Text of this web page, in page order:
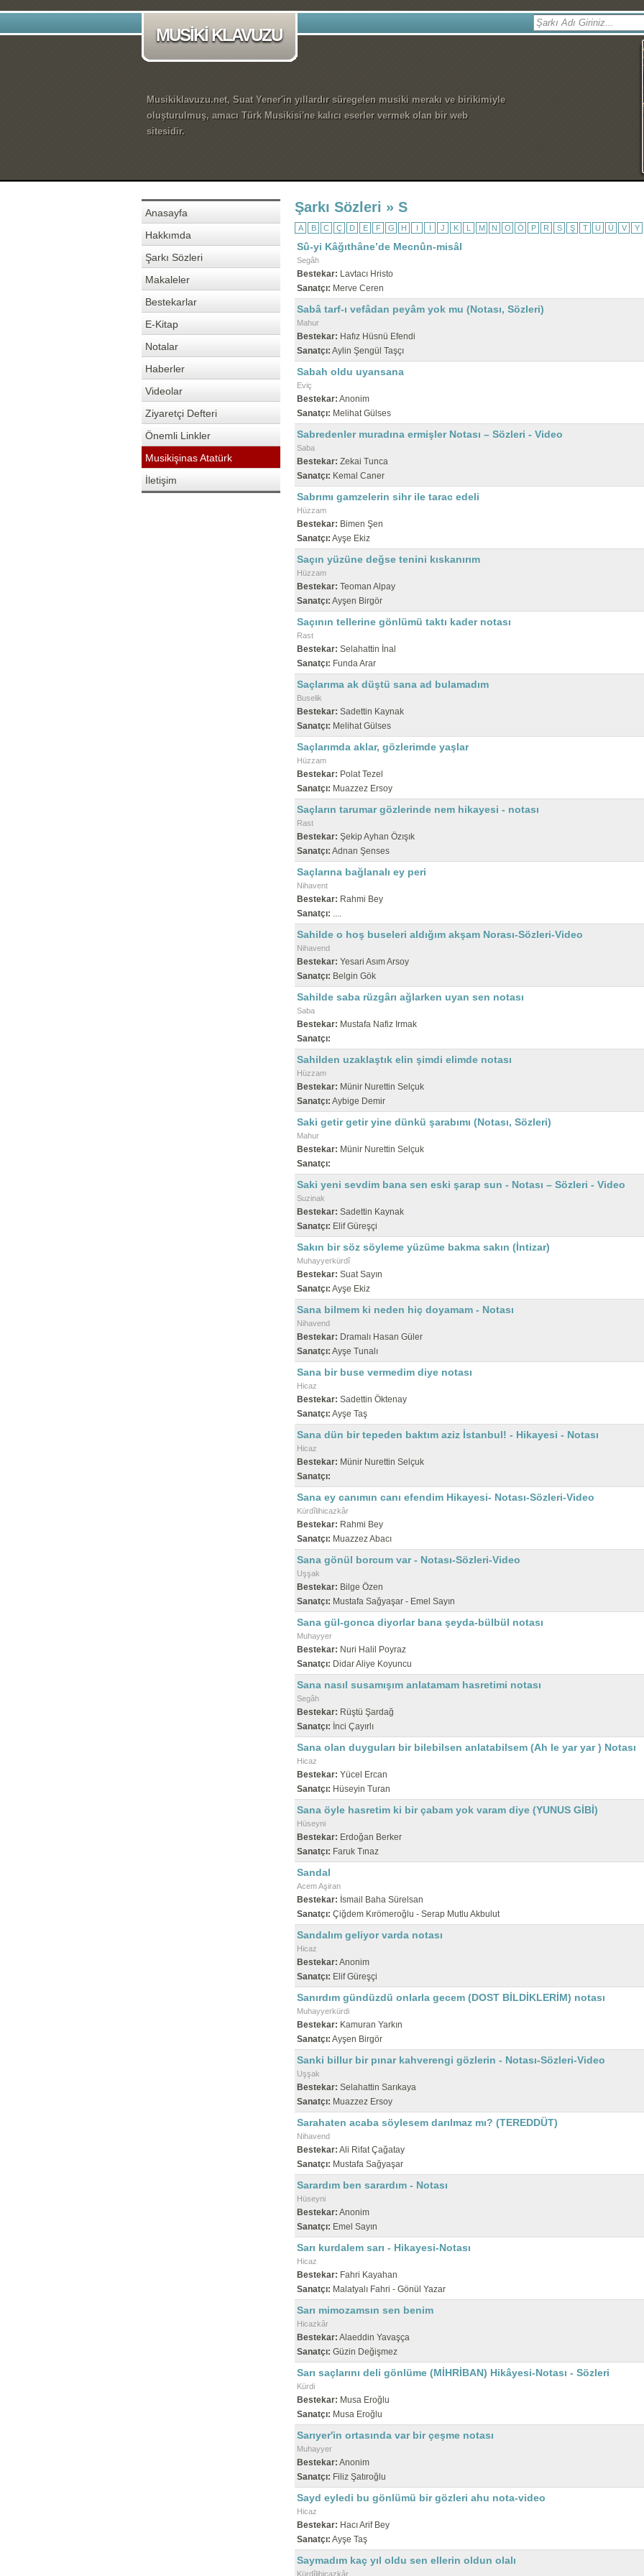
MUSİKİ KLAVUZU
Musikiklavuzu.net, Suat Yener'in yıllardır süregelen musiki merakı ve birikimiyle
oluşturulmuş, amacı Türk Musikisi'ne kalıcı eserler vermek olan bir web
sitesidir.
Anasayfa
Hakkımda
Şarkı Sözleri
Makaleler
Bestekarlar
E-Kitap
Notalar
Haberler
Videolar
Ziyaretçi Defteri
Önemli Linkler
Musikişinas Atatürk
İletişim
Şarkı Sözleri » S
A B C Ç D E F G H I İ J K L M N O Ö P R S Ş T U Ü V Y
Sû-yi Kâğıthâne’de Mecnûn-misâl
Segâh
Bestekar: Lavtacı Hristo
Sanatçı: Merve Ceren
Sabâ tarf-ı vefâdan peyâm yok mu (Notası, Sözleri)
Mahur
Bestekar: Hafız Hüsnü Efendi
Sanatçı: Aylin Şengül Taşçı
Sabah oldu uyansana
Eviç
Bestekar: Anonim
Sanatçı: Melihat Gülses
Sabredenler muradına ermişler Notası – Sözleri - Video
Saba
Bestekar: Zekai Tunca
Sanatçı: Kemal Caner
Sabrımı gamzelerin sihr ile tarac edeli
Hüzzam
Bestekar: Bimen Şen
Sanatçı: Ayşe Ekiz
Saçın yüzüne değse tenini kıskanırım
Hüzzam
Bestekar: Teoman Alpay
Sanatçı: Ayşen Birgör
Saçının tellerine gönlümü taktı kader notası
Rast
Bestekar: Selahattin İnal
Sanatçı: Funda Arar
Saçlarıma ak düştü sana ad bulamadım
Buselik
Bestekar: Sadettin Kaynak
Sanatçı: Melihat Gülses
Saçlarımda aklar, gözlerimde yaşlar
Hüzzam
Bestekar: Polat Tezel
Sanatçı: Muazzez Ersoy
Saçların tarumar gözlerinde nem hikayesi - notası
Rast
Bestekar: Şekip Ayhan Özışık
Sanatçı: Adnan Şenses
Saçlarına bağlanalı ey peri
Nihavent
Bestekar: Rahmi Bey
Sanatçı: ....
Sahilde o hoş buseleri aldığım akşam Norası-Sözleri-Video
Nihavend
Bestekar: Yesari Asım Arsoy
Sanatçı: Belgin Gök
Sahilde saba rüzgârı ağlarken uyan sen notası
Saba
Bestekar: Mustafa Nafiz Irmak
Sanatçı:
Sahilden uzaklaştık elin şimdi elimde notası
Hüzzam
Bestekar: Münir Nurettin Selçuk
Sanatçı: Aybige Demir
Saki getir getir yine dünkü şarabımı (Notası, Sözleri)
Mahur
Bestekar: Münir Nurettin Selçuk
Sanatçı:
Saki yeni sevdim bana sen eski şarap sun - Notası – Sözleri - Video
Suzinak
Bestekar: Sadettin Kaynak
Sanatçı: Elif Güreşçi
Sakın bir söz söyleme yüzüme bakma sakın (İntizar)
Muhayyerkürdî
Bestekar: Suat Sayın
Sanatçı: Ayşe Ekiz
Sana bilmem ki neden hiç doyamam - Notası
Nihavend
Bestekar: Dramalı Hasan Güler
Sanatçı: Ayşe Tunalı
Sana bir buse vermedim diye notası
Hicaz
Bestekar: Sadettin Öktenay
Sanatçı: Ayşe Taş
Sana dün bir tepeden baktım aziz İstanbul! - Hikayesi - Notası
Hicaz
Bestekar: Münir Nurettin Selçuk
Sanatçı:
Sana ey canımın canı efendim Hikayesi- Notası-Sözleri-Video
Kürdîlihicazkâr
Bestekar: Rahmi Bey
Sanatçı: Muazzez Abacı
Sana gönül borcum var - Notası-Sözleri-Video
Uşşak
Bestekar: Bilge Özen
Sanatçı: Mustafa Sağyaşar - Emel Sayın
Sana gül-gonca diyorlar bana şeyda-bülbül notası
Muhayyer
Bestekar: Nuri Halil Poyraz
Sanatçı: Didar Aliye Koyuncu
Sana nasıl susamışım anlatamam hasretimi notası
Segâh
Bestekar: Rüştü Şardağ
Sanatçı: İnci Çayırlı
Sana olan duyguları bir bilebilsen anlatabilsem (Ah le yar yar ) Notası
Hicaz
Bestekar: Yücel Ercan
Sanatçı: Hüseyin Turan
Sana öyle hasretim ki bir çabam yok varam diye (YUNUS GİBİ)
Hüseyni
Bestekar: Erdoğan Berker
Sanatçı: Faruk Tınaz
Sandal
Acem Aşiran
Bestekar: İsmail Baha Sürelsan
Sanatçı: Çiğdem Kırömeroğlu - Serap Mutlu Akbulut
Sandalım geliyor varda notası
Hicaz
Bestekar: Anonim
Sanatçı: Elif Güreşçi
Sanırdım gündüzdü onlarla gecem (DOST BİLDİKLERİM) notası
Muhayyerkürdi
Bestekar: Kamuran Yarkın
Sanatçı: Ayşen Birgör
Sanki billur bir pınar kahverengi gözlerin - Notası-Sözleri-Video
Uşşak
Bestekar: Selahattin Sarıkaya
Sanatçı: Muazzez Ersoy
Sarahaten acaba söylesem darılmaz mı? (TEREDDÜT)
Nihavend
Bestekar: Ali Rifat Çağatay
Sanatçı: Mustafa Sağyaşar
Sarardım ben sarardım - Notası
Hüseyni
Bestekar: Anonim
Sanatçı: Emel Sayın
Sarı kurdalem sarı - Hikayesi-Notası
Hicaz
Bestekar: Fahri Kayahan
Sanatçı: Malatyalı Fahri - Gönül Yazar
Sarı mimozamsın sen benim
Hicazkâr
Bestekar: Alaeddin Yavaşça
Sanatçı: Güzin Değişmez
Sarı saçlarını deli gönlüme (MİHRİBAN) Hikâyesi-Notası - Sözleri
Kürdi
Bestekar: Musa Eroğlu
Sanatçı: Musa Eroğlu
Sarıyer'in ortasında var bir çeşme notası
Muhayyer
Bestekar: Anonim
Sanatçı: Filiz Şatıroğlu
Sayd eyledi bu gönlümü bir gözleri ahu nota-video
Hicaz
Bestekar: Hacı Arif Bey
Sanatçı: Ayşe Taş
Saymadım kaç yıl oldu sen ellerin oldun olalı
Kürdîlihicazkâr